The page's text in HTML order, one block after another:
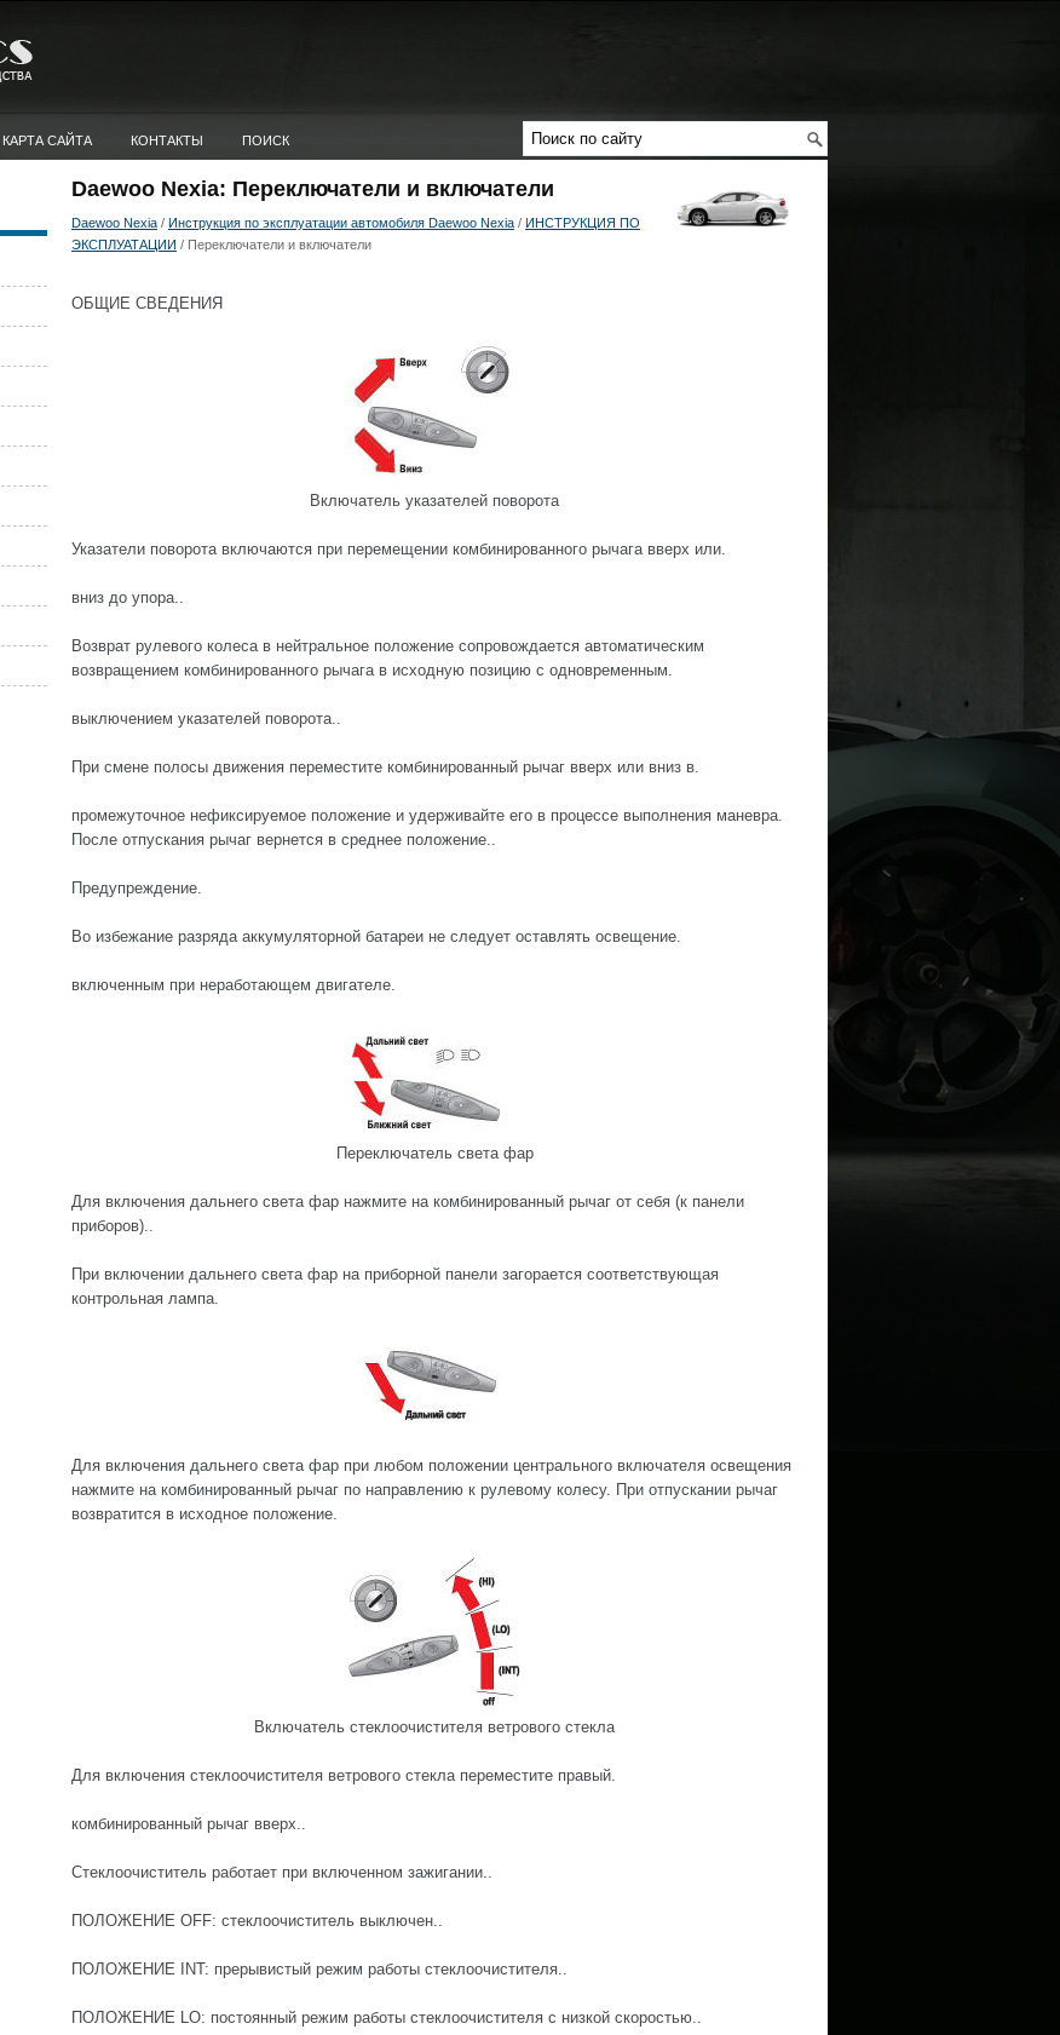
КАРТА САЙТА КОНТАКТЫ ПОИСК
Daewoo Nexia: Переключатели и включатели
Daewoo Nexia / Инструкция по эксплуатации автомобиля Daewoo Nexia / ИНСТРУКЦИЯ ПО
ЭКСПЛУАТАЦИИ / Переключатели и включатели
ОБЩИЕ СВЕДЕНИЯ
Включатель указателей поворота
Указатели поворота включаются при перемещении комбинированного рычага вверх или.
вниз до упора..
Возврат рулевого колеса в нейтральное положение сопровождается автоматическим
возвращением комбинированного рычага в исходную позицию с одновременным.
выключением указателей поворота..
При смене полосы движения переместите комбинированный рычаг вверх или вниз в.
промежуточное нефиксируемое положение и удерживайте его в процессе выполнения маневра.
После отпускания рычаг вернется в среднее положение..
Предупреждение.
Во избежание разряда аккумуляторной батареи не следует оставлять освещение.
включенным при неработающем двигателе.
Переключатель света фар
Для включения дальнего света фар нажмите на комбинированный рычаг от себя (к панели
приборов)..
При включении дальнего света фар на приборной панели загорается соответствующая
контрольная лампа.
Для включения дальнего света фар при любом положении центрального включателя освещения
нажмите на комбинированный рычаг по направлению к рулевому колесу. При отпускании рычаг
возвратится в исходное положение.
Включатель стеклоочистителя ветрового стекла
Для включения стеклоочистителя ветрового стекла переместите правый.
комбинированный рычаг вверх..
Стеклоочиститель работает при включенном зажигании..
ПОЛОЖЕНИЕ OFF: стеклоочиститель выключен..
ПОЛОЖЕНИЕ INT: прерывистый режим работы стеклоочистителя..
ПОЛОЖЕНИЕ LO: постоянный режим работы стеклоочистителя с низкой скоростью..